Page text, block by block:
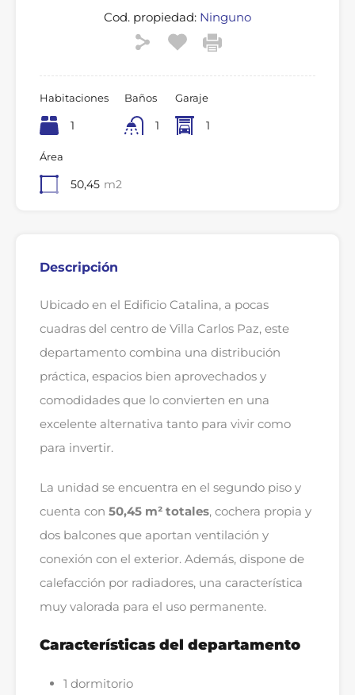
Cod. propiedad: Ninguno
Habitaciones
1
Baños
1
Garaje
1
Área
50,45 m2
Descripción
Ubicado en el Edificio Catalina, a pocas
cuadras del centro de Villa Carlos Paz, este
departamento combina una distribución
práctica, espacios bien aprovechados y
comodidades que lo convierten en una
excelente alternativa tanto para vivir como
para invertir.
La unidad se encuentra en el segundo piso y
cuenta con 50,45 m² totales, cochera propia y
dos balcones que aportan ventilación y
conexión con el exterior. Además, dispone de
calefacción por radiadores, una característica
muy valorada para el uso permanente.
Características del departamento
1 dormitorio